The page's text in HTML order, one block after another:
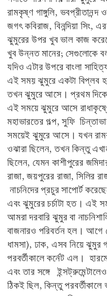
রামকৃষ্ণ গাঙ্গুলি, ভবপ্রীতানন্দ
জগৎ কবিরাজ, বিনন্দিয়া সিং,
ঝুমুরের উপর খুব ভাল কাজ
খুব উন্নত মানের; সেগুলোকে
যদিও এটার উপরে বাংলা
এই সময় ঝুমুরে একটা বিপ্লব
তখন ঝুমুরে আসে। প্রথম দিকে
এই সময়ে ঝুমুরে আসে
মহাভারতের গল্প, সুফি
সময়েই ঝুমুরে আসে। যখন
ওঝারা ছিলেন, তখন কিন্তু
ছিলেন, যেমন কাশীপুরের
রাজা, জয়পুরের রাজা, সিলির
নাচনিদের প্রচুর সাপোর্ট
এবং ঝুমুরের চর্চাটা হত। এই
আমরা দরবারি ঝুমুর বা
বাজনারও পরিবর্তন হল। আগে
ধামসা), ঢাক, এসব নিয়ে ঝুমুর
পরবর্তীকালে কর্নেট এল।
এবং তার সঙ্গে
ঠিকই ছিল, কিন্তু পরবর্তীকালে